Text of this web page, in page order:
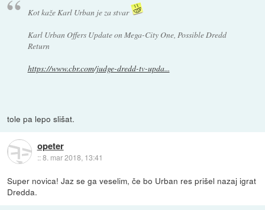
Kot kaže Karl Urban je za stvar
Karl Urban Offers Update on Mega-City One, Possible Dredd
Return
https://www.cbr.com/judge-dredd-tv-upda...
tole pa lepo slišat.
opeter
::8. mar 2018, 13:41
Super novica! Jaz se ga veselim, če bo Urban res prišel nazaj igrat
Dredda.